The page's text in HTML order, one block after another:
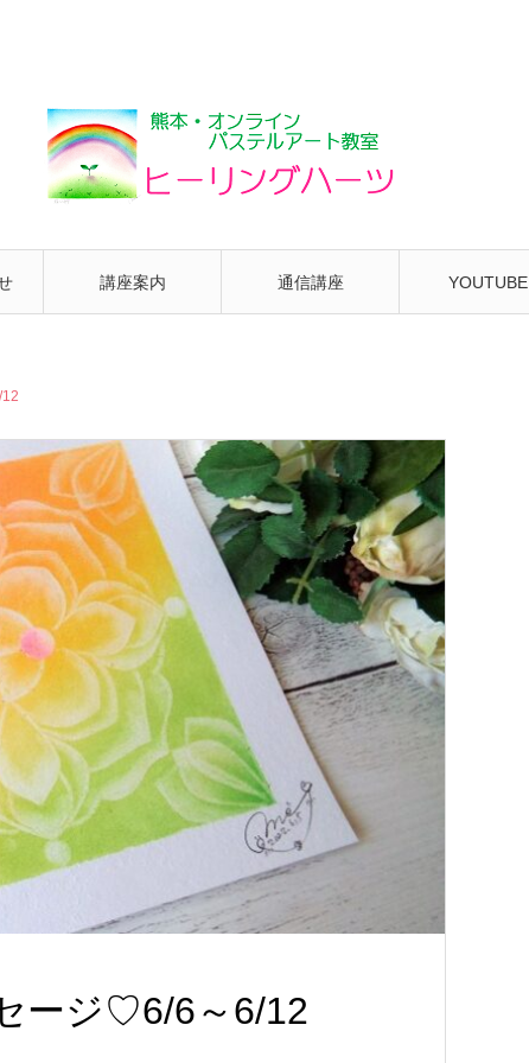
講座案内 通信講座 YOUTUBE
ージ♡6/6～6/12